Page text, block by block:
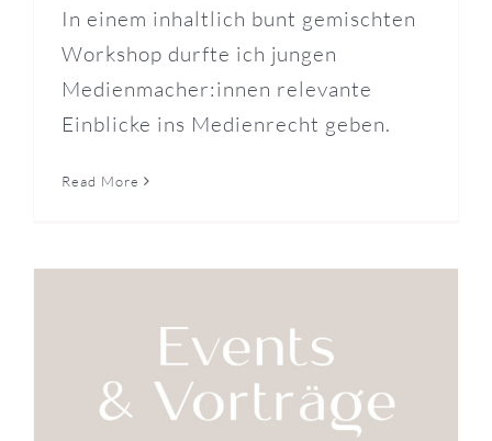
In einem inhaltlich bunt gemischten
Workshop durfte ich jungen
Medienmacher:innen relevante
Einblicke ins Medienrecht geben.
Read More